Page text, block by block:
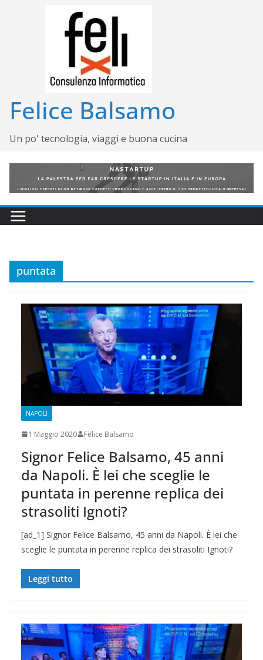
Felice Balsamo
Un po' tecnologia, viaggi e buona cucina
puntata
NAPOLI
1 Maggio 2020 Felice Balsamo
Signor Felice Balsamo, 45 anni
da Napoli. È lei che sceglie le
puntata in perenne replica dei
strasoliti Ignoti?
[ad_1] Signor Felice Balsamo, 45 anni da Napoli. È lei che
sceglie le puntata in perenne replica dei strasoliti Ignoti?
Leggi tutto